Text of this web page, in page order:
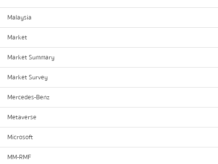
Malaysia
Market
Market Summary
Market Survey
Mercedes-Benz
Metaverse
Microsoft
MM-RMF